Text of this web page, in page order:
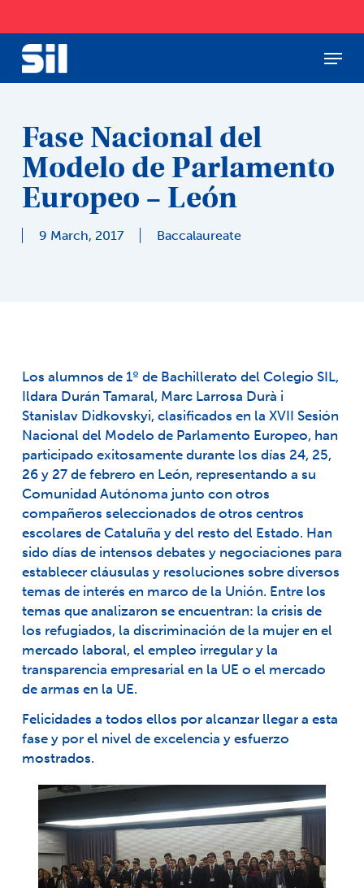
main
content
Menu
Fase Nacional del
Modelo de Parlamento
Europeo – León
9 March, 2017 Baccalaureate
Los alumnos de 1º de Bachillerato del Colegio SIL,
Ildara Durán Tamaral, Marc Larrosa Durà i
Stanislav Didkovskyi, clasificados en la XVII Sesión
Nacional del Modelo de Parlamento Europeo, han
participado exitosamente durante los días 24, 25,
26 y 27 de febrero en León, representando a su
Comunidad Autónoma junto con otros
compañeros seleccionados de otros centros
escolares de Cataluña y del resto del Estado. Han
sido días de intensos debates y negociaciones para
establecer cláusulas y resoluciones sobre diversos
temas de interés en marco de la Unión. Entre los
temas que analizaron se encuentran: la crisis de
los refugiados, la discriminación de la mujer en el
mercado laboral, el empleo irregular y la
transparencia empresarial en la UE o el mercado
de armas en la UE.
Felicidades a todos ellos por alcanzar llegar a esta
fase y por el nivel de excelencia y esfuerzo
mostrados.
Close
Menu